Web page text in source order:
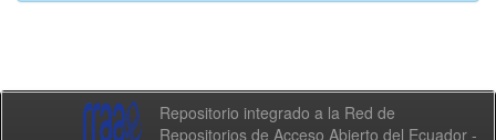
Repositorio integrado a la Red de
Repositorios de Acceso Abierto del Ecuador -